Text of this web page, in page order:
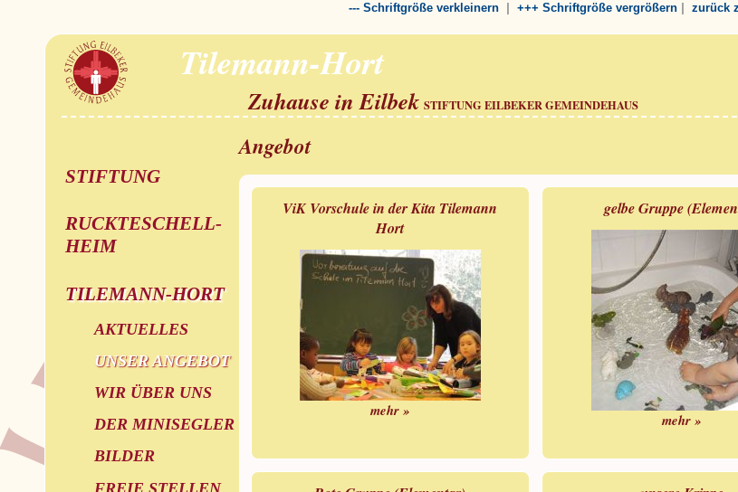
--- Schriftgröße verkleinern | +++ Schriftgröße vergrößern | zurück
Tilemann-Hort
Zuhause in Eilbek STIFTUNG EILBEKER GEMEINDEHAUS
STIFTUNG
RUCKTESCHELL-
HEIM
TILEMANN-HORT
AKTUELLES
UNSER ANGEBOT
WIR ÜBER UNS
DER MINISEGLER
BILDER
FREIE STELLEN
Angebot
ViK Vorschule in der Kita Tilemann
Hort
mehr »
gelbe Gruppe
mehr »